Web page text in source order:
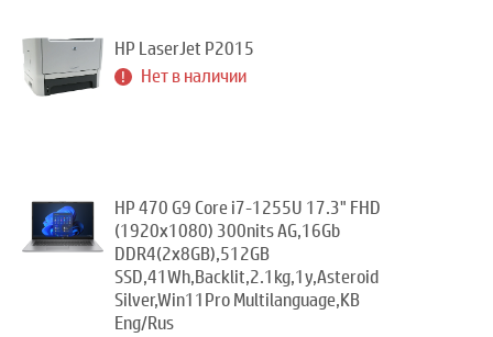
HP LaserJet P2015
Нет в наличии
HP 470 G9 Core i7-1255U 17.3" FHD
(1920x1080) 300nits AG,16Gb
DDR4(2x8GB),512GB
SSD,41Wh,Backlit,2.1kg,1y,Asteroid
Silver,Win11Pro Multilanguage,KB
Eng/Rus